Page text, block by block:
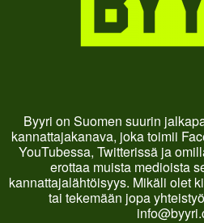
Byyri on Suomen suurin
kannattajakanava, joka toimii
YouTubessa, Twitterissä ja
erottaa muista medioista
kannattajalähtöisyys. Mikäli olet
tai tekemään jopa